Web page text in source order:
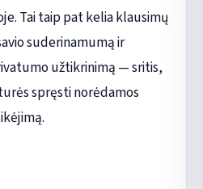
Tai taip pat kelia klausimų
suderinamumą ir
užtikrinimą — sritis,
spręsti norėdamos